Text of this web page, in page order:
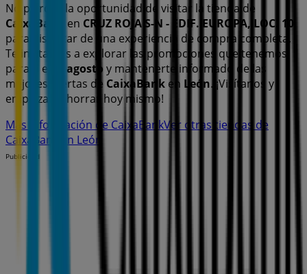
No pierdas la oportunidad de visitar la tienda de
CaixaBank
en CRUZ ROJA S-N - EDIF. EUROPA, LOC. 10
para disfrutar de una experiencia de compra completa.
Te invitamos a explorar las promociones que tenemos
para ti este agosto y mantenerte informado de las
mejores ofertas de CaixaBank en León. ¡Visítanos y
empieza a ahorrar hoy mismo!
Más información de CaixaBankVer otras tiendas de
CaixaBank en León
Publicidad